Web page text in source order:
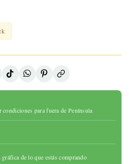
para fuera de Península
de lo que estás comprando